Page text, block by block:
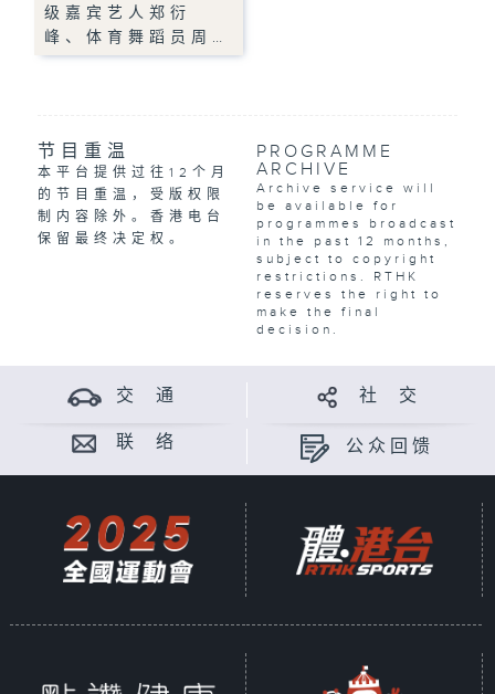
级嘉宾艺人郑衍
峰、体育舞蹈员周…
节目重温
本平台提供过往12个月
的节目重温，受版权限
制内容除外。香港电台
保留最终决定权。
PROGRAMME
ARCHIVE
Archive service will
be available for
programmes broadcast
in the past 12 months,
subject to copyright
restrictions. RTHK
reserves the right to
make the final
decision.
交 通 社 交
联 络 公众回馈